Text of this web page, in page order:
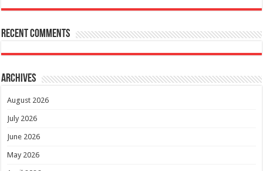
Recent Comments
Archives
August 2026
July 2026
June 2026
May 2026